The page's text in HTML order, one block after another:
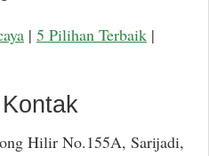
| 5 Pilihan Terbaik |
Hilir No.155A, Sarijadi,